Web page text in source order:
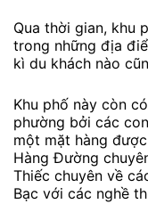
Qua thời gian, khu
trong những địa
kì du khách nào
Khu phố này còn
phường bởi các
một mặt hàng
Hàng Đường
Thiếc chuyên về
Bạc với các nghề